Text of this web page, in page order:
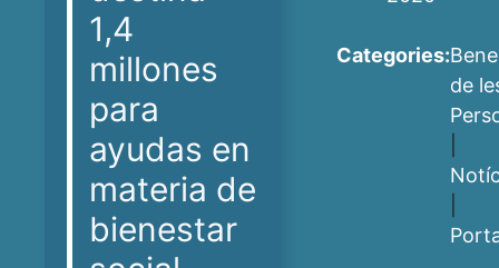
1,4
millones
para
ayudas en
materia de
bienestar
Categories:
de